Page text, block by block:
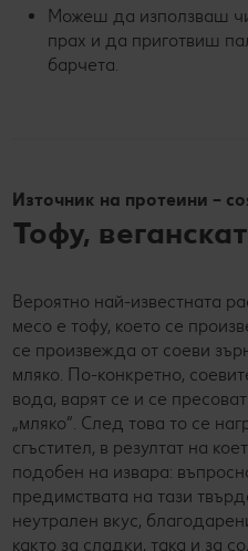
Можеш да използваш
прах и да приготвиш
барчета.
Източник на протеини –
Тофу,
Вероятно най-известната
месо е тофу, което се
се произвежда от соеви
мляко. По-конкретно,
вода, варят се и се
„мляко“. След това то се
сгъстител, в резултат на
подобен на извара:
предимствата на тази
неутрален вкус,
както за сладки, така и за